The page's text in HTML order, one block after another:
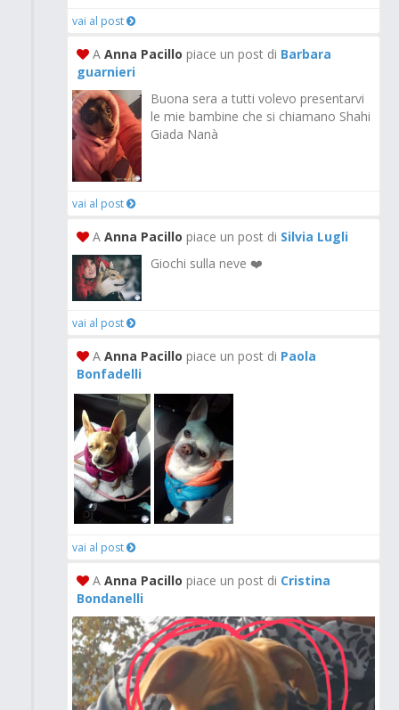
vai al post
A Anna Pacillo piace un post di Barbara
guarnieri
Buona sera a tutti volevo presentarvi
le mie bambine che si chiamano Shahi
Giada Nanà
vai al post
A Anna Pacillo piace un post di Silvia Lugli
Giochi sulla neve ❤️
vai al post
A Anna Pacillo piace un post di Paola
Bonfadelli
vai al post
A Anna Pacillo piace un post di Cristina
Bondanelli